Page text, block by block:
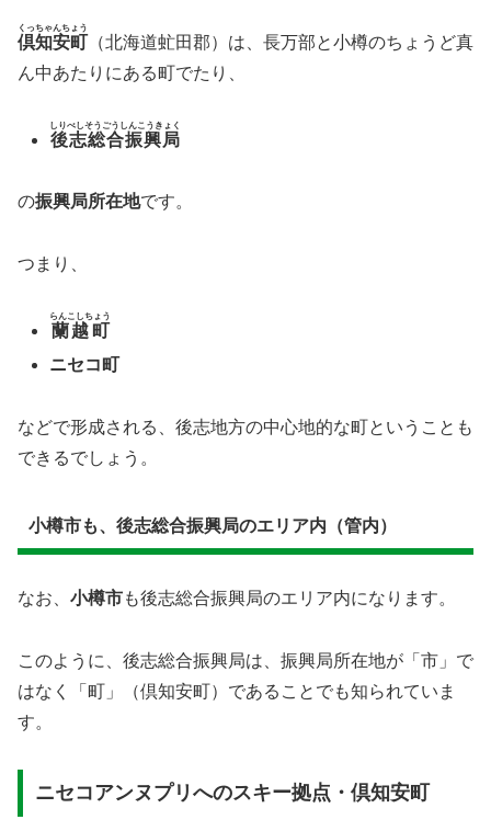
倶知安町
くっちゃんちょう
（北海道虻田郡）は、長万部と小樽のちょうど真
ん中あたりにある町でたり、
後志総合振興局
しりべしそうごうしんこうきょく
の振興局所在地です。
つまり、
蘭越町
らんこしちょう
ニセコ町
などで形成される、後志地方の中心地的な町ということも
できるでしょう。
小樽市も、後志総合振興局のエリア内（管内）
なお、 小樽市も後志総合振興局のエリア内になります。
このように、後志総合振興局は、振興局所在地が「市」で
はなく「町」（倶知安町）であることでも知られていま
す。
ニセコアンヌプリへのスキー拠点・倶知安町